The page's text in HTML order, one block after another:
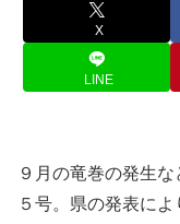
X
LINE
９月の竜巻の発生
５号。県の発表に